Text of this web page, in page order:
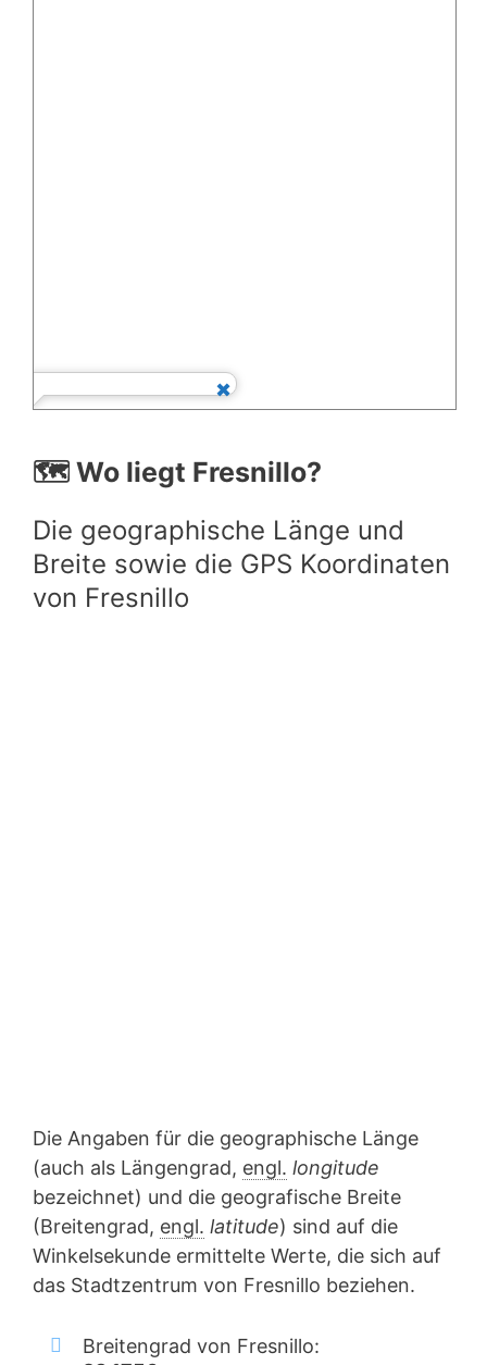
🗺️ Wo liegt Fresnillo?
Die geographische Länge und
Breite sowie die GPS Koordinaten
von Fresnillo
Die Angaben für die geographische Länge
(auch als Längengrad, engl. longitude
bezeichnet) und die geografische Breite
(Breitengrad, engl. latitude) sind auf die
Winkelsekunde ermittelte Werte, die sich auf
das Stadtzentrum von Fresnillo beziehen.
Breitengrad von Fresnillo: